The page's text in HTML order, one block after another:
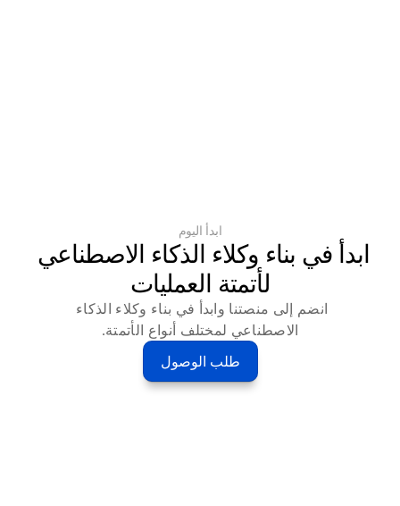
ابدأ اليوم
لأتمتة العمليات
الاصطناعي لمختلف أنواع الأتمتة.
طلب الوصول